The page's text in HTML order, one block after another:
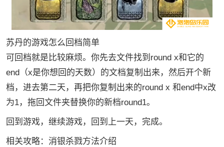
苏丹的游戏怎么回档简单
可回档就是比较麻烦。你先去文件找到round x和它的
end（x是你想回的天数）的文档复制出来，然后开个新
档，进去第二天，再把你复制出来的round x 和end中x改
为1，拖回文件夹替换你的新档round1。
回到游戏，继续游戏，回到上一天，完成。
相关攻略：消银杀戮方法介绍